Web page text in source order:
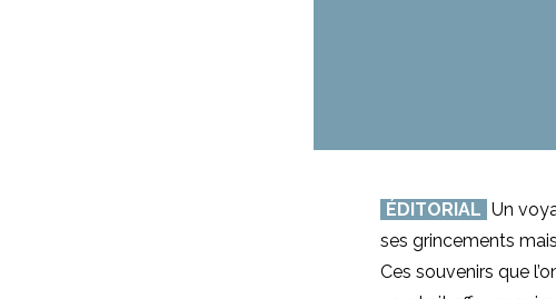
ÉDITORIAL Un
ses grincements
Ces souvenirs que